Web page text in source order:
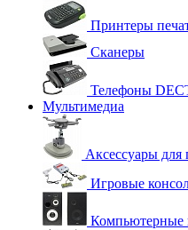
Принтеры
Сканеры
Телефоны
Мультимедиа
Аксессуары для
Игровые
Компьютерные